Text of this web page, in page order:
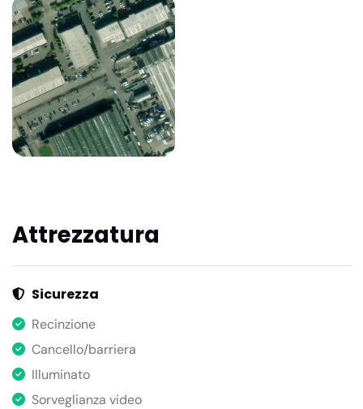
Attrezzatura
Sicurezza
Recinzione
Cancello/barriera
Illuminato
Sorveglianza video